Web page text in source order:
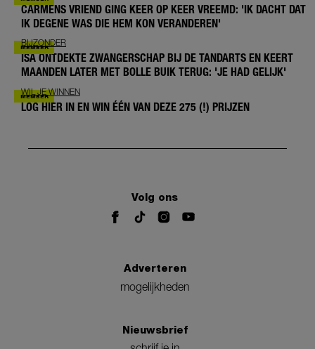
CARMENS VRIEND GING KEER OP KEER VREEMD: 'IK DACHT DAT
IK DEGENE WAS DIE HEM KON VERANDEREN'
BIJZONDER
ISA ONTDEKTE ZWANGERSCHAP BIJ DE TANDARTS EN KEERT
MAANDEN LATER MET BOLLE BUIK TERUG: 'JE HAD GELIJK'
WIL JE WINNEN
LOG HIER IN EN WIN ÉÉN VAN DEZE 275 (!) PRIJZEN
Volg ons
Adverteren
mogelijkheden
Nieuwsbrief